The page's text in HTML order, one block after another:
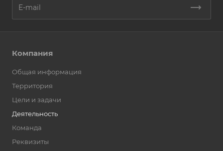
Компания
Общая информация
Территория
Цели и задачи
Деятельность
Команда
Реквизиты